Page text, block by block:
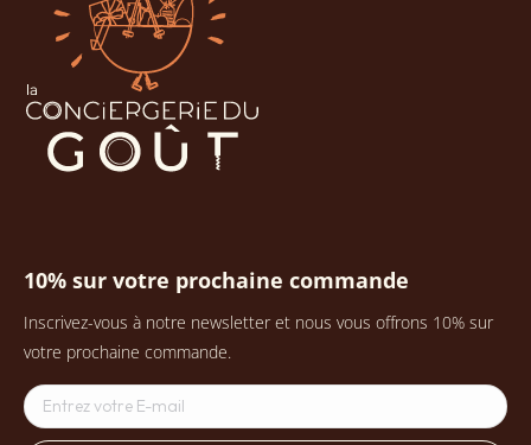
10% sur votre prochaine commande
Inscrivez-vous à notre newsletter et nous vous offrons 10% sur
votre prochaine commande.